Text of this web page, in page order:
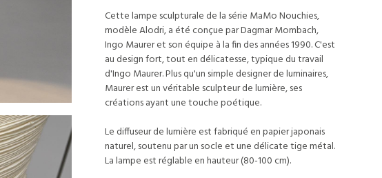
Cette lampe sculpturale de la série MaMo Nouchies,
modèle Alodri, a été conçue par Dagmar Mombach,
Ingo Maurer et son équipe à la fin des années 1990. C'est
au design fort, tout en délicatesse, typique du travail
d'Ingo Maurer. Plus qu'un simple designer de luminaires,
Maurer est un véritable sculpteur de lumière, ses
créations ayant une touche poétique.
Le diffuseur de lumière est fabriqué en papier japonais
naturel, soutenu par un socle et une délicate tige métal.
La lampe est réglable en hauteur (80-100 cm).